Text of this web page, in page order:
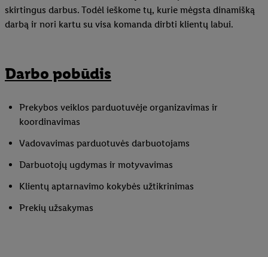
skirtingus darbus. Todėl ieškome tų, kurie mėgsta dinamišką
darbą ir nori kartu su visa komanda dirbti klientų labui.
Darbo pobūdis
Prekybos veiklos parduotuvėje organizavimas ir
koordinavimas
Vadovavimas parduotuvės darbuotojams
Darbuotojų ugdymas ir motyvavimas
Klientų aptarnavimo kokybės užtikrinimas
Prekių užsakymas